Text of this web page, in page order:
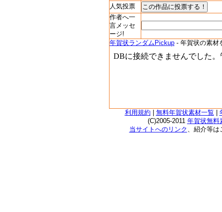
人気投票
作者へ一
言メッセ
ージ!
年賀状ランダムPickup - 年賀状の素材
利用規約 無料年賀状素材一覧
(C)2005-2011 年賀状無料
当サイトへのリンク 、紹介等は